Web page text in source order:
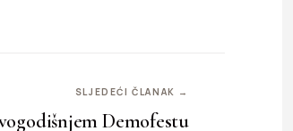
SLJEDEĆI ČLANAK →
Demofestu